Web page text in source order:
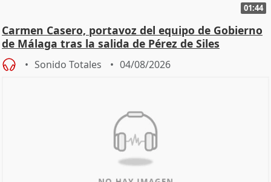
01:44
Carmen Casero, portavoz del equipo de Gobierno
de Málaga tras la salida de Pérez de Siles
Sonido Totales 04/08/2026